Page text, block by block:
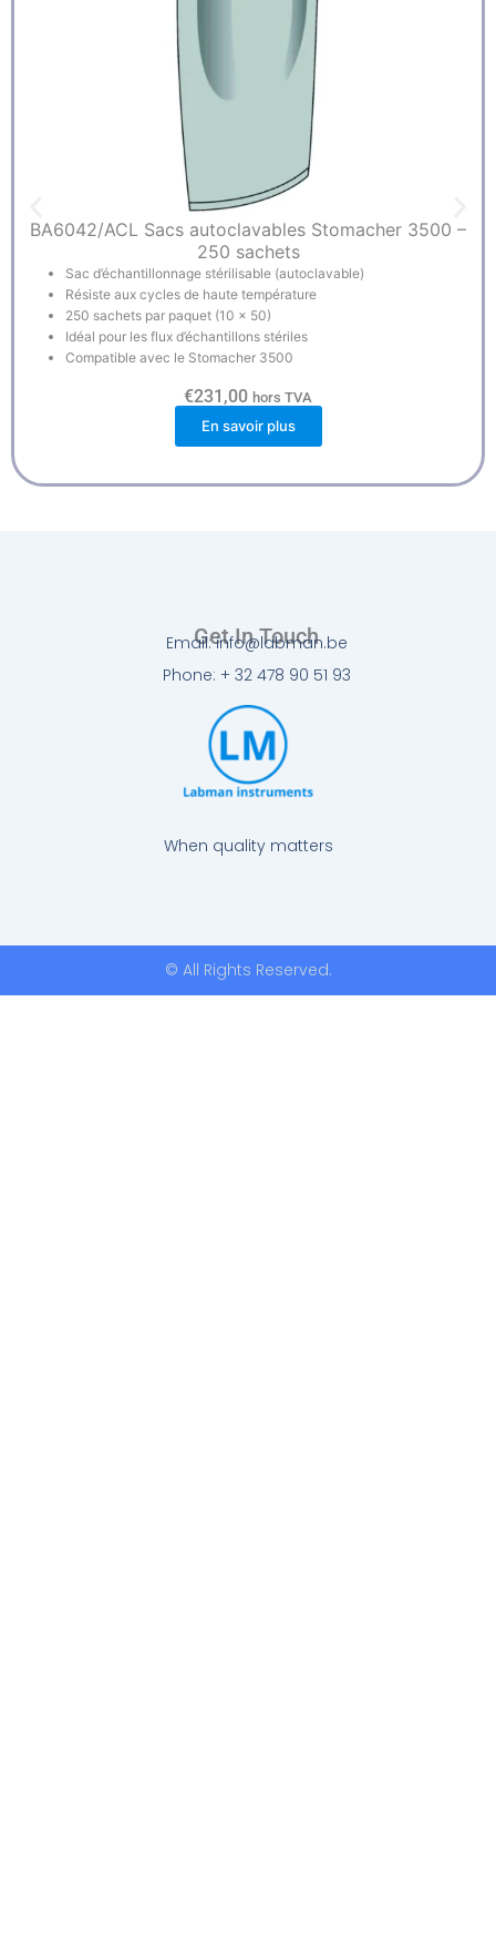
BA6042/ACL Sacs autoclavables Stomacher 3500 –
250 sachets
Sac d’échantillonnage stérilisable (autoclavable)
Résiste aux cycles de haute température
250 sachets par paquet (10 x 50)
Idéal pour les flux d’échantillons stériles
Compatible avec le Stomacher 3500
€231,00 hors TVA
En savoir plus
When quality matters
Get In Touch
Email: info@labman.be
Phone: + 32 478 90 51 93
© All Rights Reserved.